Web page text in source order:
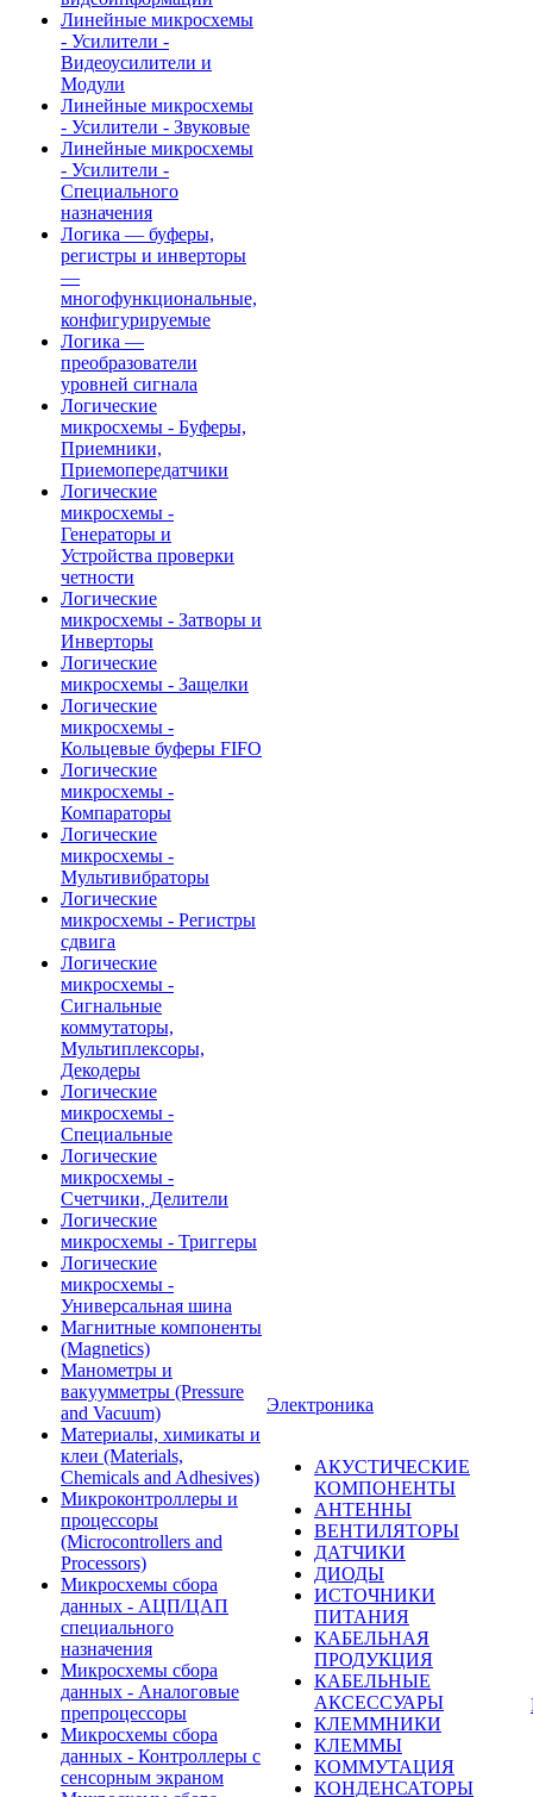
Линейные микросхемы
- Усилители -
Видеоусилители и
Модули
Линейные микросхемы
- Усилители - Звуковые
Линейные микросхемы
- Усилители -
Специального
назначения
Логика — буферы,
регистры и инверторы
—
многофункциональные,
конфигурируемые
Логика —
преобразователи
уровней сигнала
Логические
микросхемы - Буферы,
Приемники,
Приемопередатчики
Логические
микросхемы -
Генераторы и
Устройства проверки
четности
Логические
микросхемы - Затворы и
Инверторы
Логические
микросхемы - Защелки
Логические
микросхемы -
Кольцевые буферы FIFO
Логические
микросхемы -
Компараторы
Логические
микросхемы -
Мультивибраторы
Логические
микросхемы - Регистры
сдвига
Логические
микросхемы -
Сигнальные
коммутаторы,
Мультиплексоры,
Декодеры
Логические
микросхемы -
Специальные
Логические
микросхемы -
Счетчики, Делители
Логические
микросхемы - Триггеры
Логические
микросхемы -
Универсальная шина
Магнитные компоненты
(Magnetics)
Манометры и
вакуумметры (Pressure
and Vacuum)
Материалы, химикаты и
клеи (Materials,
Chemicals and Adhesives)
Микроконтроллеры и
процессоры
(Microcontrollers and
Processors)
Микросхемы сбора
данных - АЦП/ЦАП
специального
назначения
Микросхемы сбора
данных - Аналоговые
препроцессоры
Микросхемы сбора
данных - Контроллеры с
сенсорным экраном
Электроника
АКУСТИЧЕСКИЕ
КОМПОНЕНТЫ
АНТЕННЫ
ВЕНТИЛЯТОРЫ
ДАТЧИКИ
ДИОДЫ
ИСТОЧНИКИ
ПИТАНИЯ
КАБЕЛЬНАЯ
ПРОДУКЦИЯ
КАБЕЛЬНЫЕ
АКСЕССУАРЫ
КЛЕММНИКИ
КЛЕММЫ
КОММУТАЦИЯ
КОНДЕНСАТОРЫ